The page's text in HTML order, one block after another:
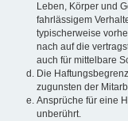
Leben, Körper und
fahrlässigem
typischerweise
nach auf die
auch für mittelbare
Die
zugunsten der
Ansprüche für eine
unberührt.